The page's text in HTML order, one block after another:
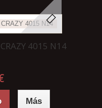
4015 N14
Más